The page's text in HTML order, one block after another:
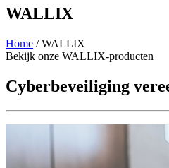
WALLIX
Home / WALLIX
Bekijk onze WALLIX-producten
Cyberbeveiliging